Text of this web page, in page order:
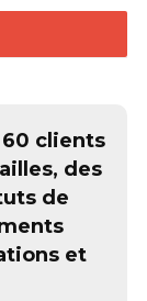
60 clients
des
de
et